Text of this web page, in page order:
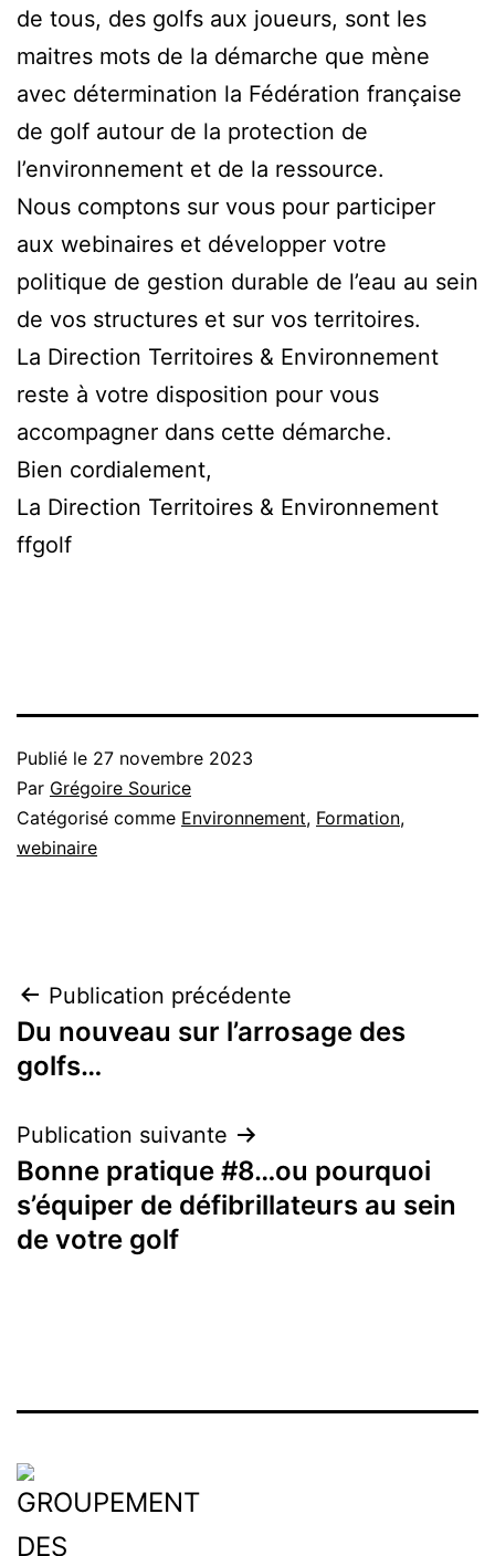
de tous, des golfs aux joueurs, sont les
maitres mots de la démarche que mène
avec détermination la Fédération française
de golf autour de la protection de
l’environnement et de la ressource.
Nous comptons sur vous pour participer
aux webinaires et développer votre
politique de gestion durable de l’eau au sein
de vos structures et sur vos territoires.
La Direction Territoires & Environnement
reste à votre disposition pour vous
accompagner dans cette démarche.
Bien cordialement,
La Direction Territoires & Environnement
ffgolf
Publié le 27 novembre 2023
Par Grégoire Sourice
Catégorisé comme Environnement, Formation,
webinaire
Navigation
de
Publication précédente
Du nouveau sur l’arrosage des
golfs…
Publication suivante
Bonne pratique #8…ou pourquoi
s’équiper de défibrillateurs au sein
de votre golf